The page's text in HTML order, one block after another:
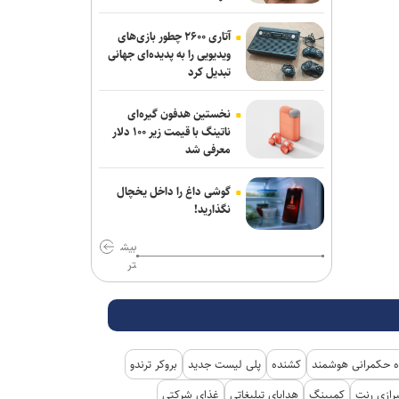
رسانه، نهاد پنجم معماری نوین معاونت
علمی است
اس‌کی هاینیکس برای ساخت دو کارخانه
جدید تراشه، ۳۸ میلیارد دلار سرمایه‌گذاری
خبرنگاران نقش ارتباطات در پیشرفت کشور
را برای مردم روایت می‌کنند
آتاری ۲۶۰۰ چطور بازی‌های
ویدیویی را به پدیده‌ای جهانی
تبدیل کرد
نخستین هدفون گیره‌ای
ناتینگ با قیمت زیر ۱۰۰ دلار
معرفی شد
گوشی داغ را داخل یخچال
نگذارید!
بیش
تر
حکمرانی هوشمند کشنده پلی لیست جدید
بروکر ترندو
رنت کمپینگ هدایای تبلیغاتی غذای شرکتی